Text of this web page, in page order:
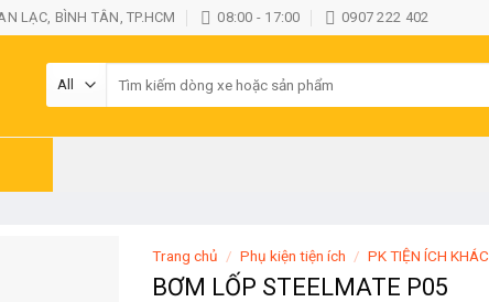
LẠC, BÌNH TÂN, TP.HCM 08:00 - 17:00 0907 222 402
Trang chủ / Phụ kiện tiện ích / PK TIỆN ÍCH KHÁC
BƠM LỐP STEELMATE P05